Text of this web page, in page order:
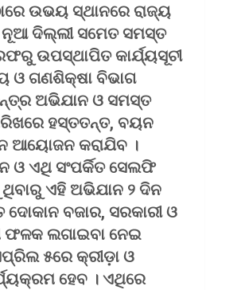
ଉଭୟ ସ୍ଥାନରେ ରାଜ୍ୟ
ନୂଆ ଦିଲ୍ଲୀ ସମେତ ସମସ୍ତ
ଉପସ୍ଥାପିତ କାର୍ଯ୍ୟସୂଚୀ
ଓ ଗଣଶିକ୍ଷା ବିଭାଗ
ଅଭିଯାନ ଓ ସମସ୍ତ
ହସ୍ତତନ୍ତ, ବୟନ
ଆୟୋଜନ କରାଯିବ ।
ଓ ଏଥି ସଂପର୍କିତ ସେଲଫି
ଏହି ଅଭିଯାନ ୨ ଦିନ
ବଜାର, ସରକାରୀ ଓ
ଫଳକ ଲଗାଇବା ନେଇ
୫ରେ କ୍ରୀଡ଼ା ଓ
ହେବ । ଏଥିରେ